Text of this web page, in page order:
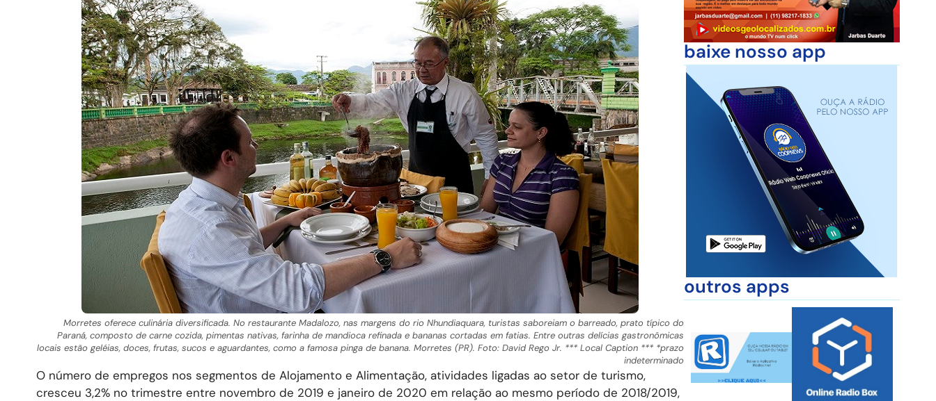
Morretes oferece culinária diversificada. No restaurante Madalozo, nas margens do rio Nhundiaquara, turistas saboreiam o barreado, prato típico do
Paraná, composto de carne cozida, pimentas nativas, farinha de mandioca refinada e bananas cortadas em fatias. Entre outras delícias gastronômicas
locais estão geléias, doces, frutas, sucos e aguardantes, como a famosa pinga de banana. Morretes (PR). Foto: David Rego Jr. *** Local Caption *** *prazo
indeterminado
O número de empregos nos segmentos de Alojamento e Alimentação, atividades ligadas ao setor de turismo,
cresceu 3,2% no trimestre entre novembro de 2019 e janeiro de 2020 em relação ao mesmo período de 2018/2019,
baixe nosso app
outros apps